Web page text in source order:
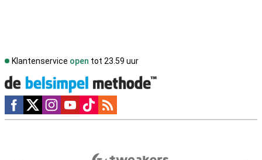
Klantenservice open tot 23.59 uur
Social media